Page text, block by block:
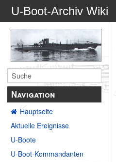
U-Boot-Archiv Wiki
Navigation
Hauptseite
Aktuelle Ereignisse
U-Boote
U-Boot-Kommandanten